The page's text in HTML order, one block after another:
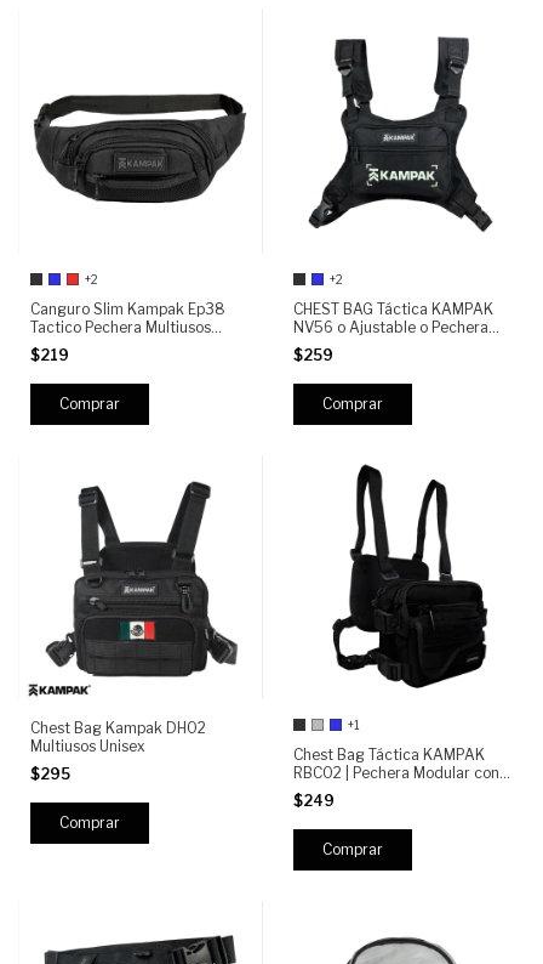
+2
Canguro Slim Kampak Ep38
Tactico Pechera Multiusos
Deportivo
$219
Comprar
+2
CHEST BAG Táctica KAMPAK
NV56 o Ajustable o Pechera
Crossbody Unisex o Ideal para
Moto, EDC, Senderismo y Uso
Diario
$259
Comprar
Chest Bag Kampak DH02
Multiusos Unisex
$295
+1
Chest Bag Táctica KAMPAK
RBC02 | Pechera Modular con
Compartimento Oculto, 4
Bolsillos, Ajustable
$249
Comprar